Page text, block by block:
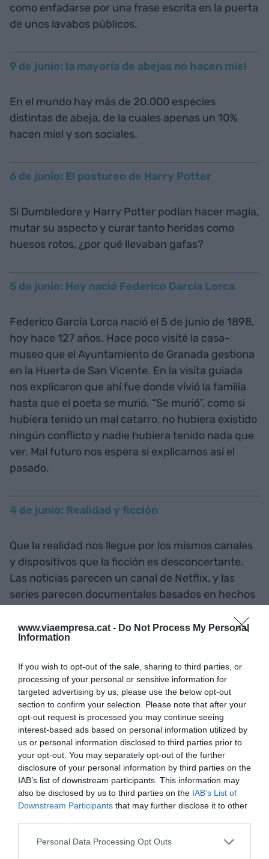
www.viaempresa.cat - Do Not Process My Personal
Information
If you wish to opt-out of the sale, sharing to third parties, or
processing of your personal or sensitive information for
targeted advertising by us, please use the below opt-out
section to confirm your selection. Please note that after your
opt-out request is processed you may continue seeing
interest-based ads based on personal information utilized by
us or personal information disclosed to third parties prior to
your opt-out. You may separately opt-out of the further
disclosure of your personal information by third parties on the
IAB’s list of downstream participants. This information may
also be disclosed by us to third parties on the IAB’s List of
Downstream Participants that may further disclose it to other
Personal Data Processing Opt Outs
como enfadarse por una frase escrita en la puerta
de unos lavabos públicos.
9 de junio: la mayoría de abejas no hacen miel
En el mundo hay más de 20.000 especies
distintas de abeja, de la cuales apenas un 10%
hacen miel y son sociales.
6 de junio: El postureo de Harry Potter
Si Dumbledore y Harry Potter podían hacer magia,
mutar su aspecto y curar tanto heridas como
huesos rotos, ¿por qué llevaban gafas?
5 de junio: Hoy nació Federico García Lorca
Federico García Lorca nació el 5 de junio de 1898,
hoy hace 127 años. Hace poco visité la casa-
museo que el Ayuntamiento de Granada gestiona
en la Huerta de San Vicente. En la visita guiada
nos explicaron que ahí fue donde vivió la familia
hasta que el poeta se murió. “Se murió”, como si
hubiera tenido un mal catarro, no hubiera existido
ningún conflicto y nadie hubiera tenido nada que
ver. Mal futuro nos espera si explicamos así el
pasado.
4 de junio: Realidad y ficción
Que la realidad nos llegue por los mismos canales
y dispositivos que la ficción es desconcertante.
Las noticias parecen un canal de Netflix, y las
series parecen documentales basados en hechos
difíciles
Complejo y difícil son dos conceptos diferentes.
Hay asuntos difíciles que no son complejos, y los
hay complejos que no son difíciles.
Tendemos a pensar que los asuntos complejos
son difíciles, pero en verdad lo que sucede es que
somos gandules, porque de hecho no son difíciles
sino que simplemente piden que seamos